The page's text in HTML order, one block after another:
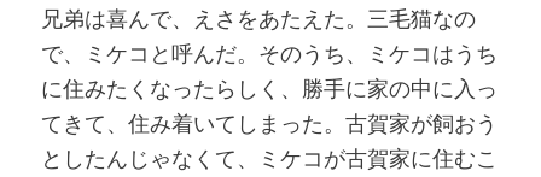
兄弟は喜んで、えさをあたえた。三毛猫なの
で、ミケコと呼んだ。そのうち、ミケコはうち
に住みたくなったらしく、勝手に家の中に入っ
てきて、住み着いてしまった。古賀家が飼おう
としたんじゃなくて、ミケコが古賀家に住むこ